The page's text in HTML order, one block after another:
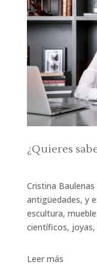
¿Quieres
Cristina
antigüedades, y
escultura,
científicos,
Leer más